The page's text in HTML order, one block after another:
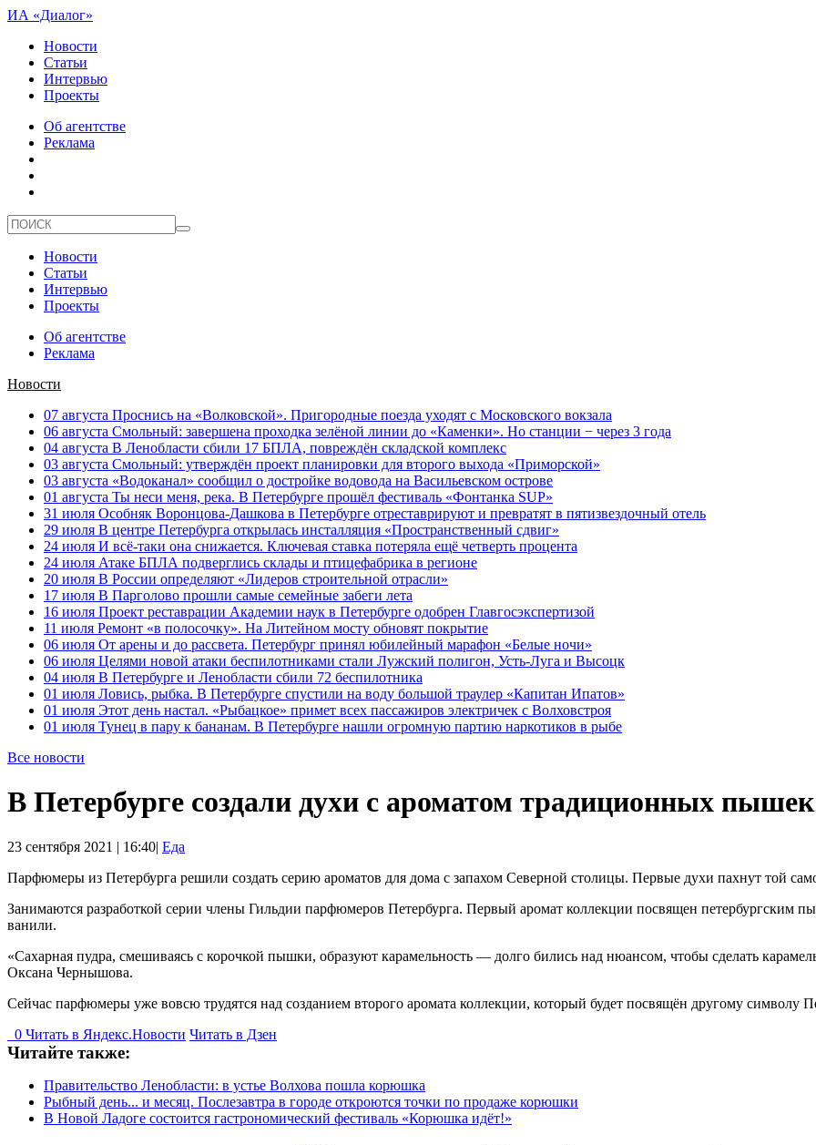
ИА «Диалог»
Новости
Статьи
Интервью
Проекты
Об агентстве
Реклама
Новости
Статьи
Интервью
Проекты
Об агентстве
Реклама
Новости
07 августа Проснись на «Волковской». Пригородные поезда уходят с Московского вокзала
06 августа Смольный: завершена проходка зелёной линии до «Каменки». Но станции − через 3 года
04 августа В Ленобласти сбили 17 БПЛА, повреждён складской комплекс
03 августа Смольный: утверждён проект планировки для второго выхода «Приморской»
03 августа «Водоканал» сообщил о достройке водовода на Васильевском острове
01 августа Ты неси меня, река. В Петербурге прошёл фестиваль «Фонтанка SUP»
31 июля Особняк Воронцова-Дашкова в Петербурге отреставрируют и превратят в пятизвездочный отель
29 июля В центре Петербурга открылась инсталляция «Пространственный сдвиг»
24 июля И всё-таки она снижается. Ключевая ставка потеряла ещё четверть процента
24 июля Атаке БПЛА подверглись склады и птицефабрика в регионе
20 июля В России определяют «Лидеров строительной отрасли»
17 июля В Парголово прошли самые семейные забеги лета
16 июля Проект реставрации Академии наук в Петербурге одобрен Главгосэкспертизой
11 июля Ремонт «в полосочку». На Литейном мосту обновят покрытие
06 июля От арены и до рассвета. Петербург принял юбилейный марафон «Белые ночи»
06 июля Целями новой атаки беспилотниками стали Лужский полигон, Усть-Луга и Высоцк
04 июля В Петербурге и Ленобласти сбили 72 беспилотника
01 июля Ловись, рыбка. В Петербурге спустили на воду большой траулер «Капитан Ипатов»
01 июля Этот день настал. «Рыбацкое» примет всех пассажиров электричек с Волховстроя
01 июля Тунец в пару к бананам. В Петербурге нашли огромную партию наркотиков в рыбе
Все новости
В Петербурге создали духи с ароматом традиционных пышек
23 сентября 2021 | 16:40| Еда
Парфюмеры из Петербурга решили создать серию ароматов для дома с запахом Северной столицы. Первые духи пахнут той
Занимаются разработкой серии члены Гильдии парфюмеров Петербурга. Первый аромат коллекции посвящен петербургским
ванили.
«Сахарная пудра, смешиваясь с корочкой пышки, образуют карамельность — долго бились над нюансом, чтобы сделать
Оксана Чернышова.
Сейчас парфюмеры уже вовсю трудятся над созданием второго аромата коллекции, который будет посвящён другому символу
0 Читать в Яндекс.Новости Читать в Дзен
Читайте также:
Правительство Ленобласти: в устье Волхова пошла корюшка
Рыбный день... и месяц. Послезавтра в городе откроются точки по продаже корюшки
В Новой Ладоге состоится гастрономический фестиваль «Корюшка идёт!»